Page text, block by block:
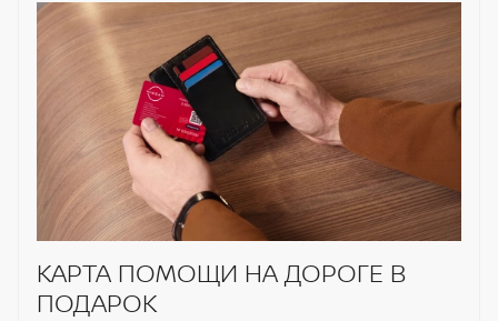
КАРТА ПОМОЩИ НА ДОРОГЕ В
ПОДАРОК